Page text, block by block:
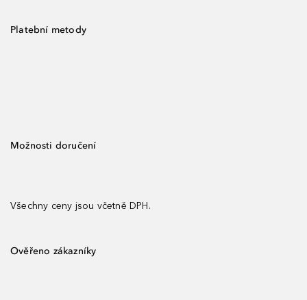
Platební metody
Možnosti doručení
Všechny ceny jsou včetně DPH.
Ověřeno zákazníky